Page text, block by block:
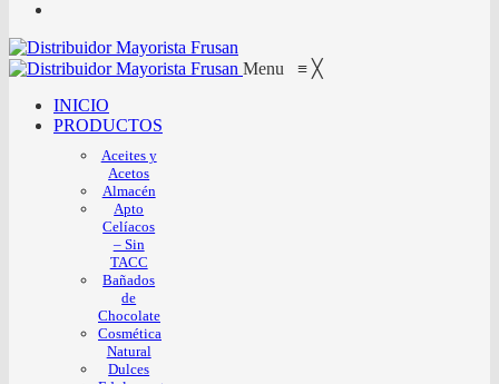
Menu ≡ ╳
INICIO
PRODUCTOS
Aceites y
Acetos
Almacén
Apto
Celíacos
– Sin
TACC
Bañados
de
Chocolate
Cosmética
Natural
Dulces